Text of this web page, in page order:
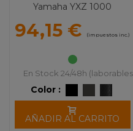
Yamaha YXZ 1000
94,15 € (impuestos inc.)
En Stock 24/48h
Color :
AÑADIR AL CARRITO